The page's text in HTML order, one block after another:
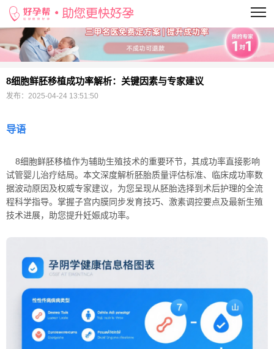
当前位置：
8细胞鲜胚移植成功率解析：关键因素与专家建议
发布： 2025-04-24 13:51:50
导语
8细胞鲜胚移植作为辅助生殖技术的重要环节，其成功率直接影响
试管婴儿治疗结局。本文深度解析胚胎质量评估标准、临床成功率数
据波动原因及权威专家建议，为您呈现从胚胎选择到术后护理的全流
程科学指导。掌握子宫内膜同步发育技巧、激素调控要点及最新生殖
技术进展，助您提升妊娠成功率。